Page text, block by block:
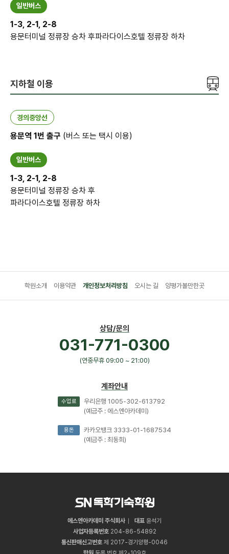
일반버스
1-3, 2-1, 2-8
용문터미널 정류장 승차 후파라다이스호텔 정류장 하차
지하철 이용
경의중앙선
용문역 1번 출구 (버스 또는 택시 이용)
일반버스
1-3, 2-1, 2-8
용문터미널 정류장 승차 후
파라다이스호텔 정류장 하차
학원소개 이용약관 개인정보처리방침 오시는 길 양평가볼만한곳
상담/문의
031-771-0300
(연중무휴 09:00 ~ 21:00)
계좌안내
수업료
우리은행 1005-302-613792
(예금주 : 에스엔아카데미)
용돈
카카오뱅크 3333-01-1687534
(예금주 : 최동희)
에스엔아카데미 주식회사 대표 윤석기
사업자등록번호 204-86-54892
통신판매신고번호 제 2017-경기양평-0046